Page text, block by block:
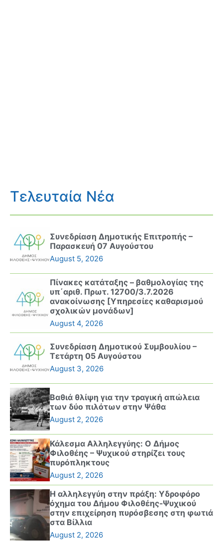
Τελευταία Νέα
Συνεδρίαση Δημοτικής Επιτροπής –
Παρασκευή 07 Αυγούστου
August 5, 2026
Πίνακες κατάταξης – βαθμολογίας της
υπ΄αριθ. Πρωτ. 12700/3.7.2026
ανακοίνωσης [Υπηρεσίες καθαρισμού
σχολικών μονάδων]
August 4, 2026
Συνεδρίαση Δημοτικού Συμβουλίου –
Τετάρτη 05 Αυγούστου
August 3, 2026
Βαθιά θλίψη για την τραγική απώλεια
των δύο πιλότων στην Ψάθα
August 2, 2026
Κάλεσμα Αλληλεγγύης: Ο Δήμος
Φιλοθέης – Ψυχικού στηρίζει τους
πυρόπληκτους
August 2, 2026
Η αλληλεγγύη στην πράξη: Υδροφόρο
όχημα του Δήμου Φιλοθέης-Ψυχικού
στην επιχείρηση πυρόσβεσης στη φωτιά
στα Βίλλια
August 2, 2026